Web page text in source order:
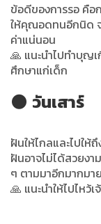
ข้อดีของการรอ คือ
ให้คุณอดทนอีกนิด จ
ค่าแน่นอน
🙏 แนะนำไปทำบุญ
ศึกษาแก่เด็ก
🌑 วันเสาร์
ฝันให้ไกลและไปให้
ฝันอาจไม่ได้สวยง
ๆ ตามมาอีกมากม
🙏 แนะนำให้ไปไห